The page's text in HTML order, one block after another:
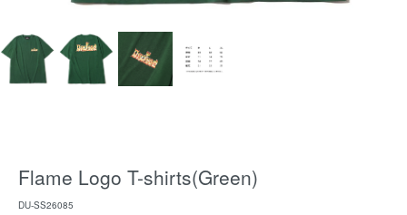
Flame Logo T-shirts(Green)
DU-SS26085